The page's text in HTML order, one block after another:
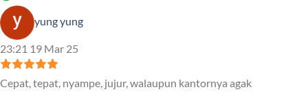
yung yung
23:21 19 Mar 25
Cepat, tepat, nyampe, jujur, walaupun kantornya agak